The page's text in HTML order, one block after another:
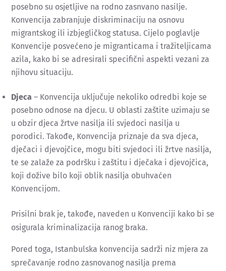
posebno su osjetljive na rodno zasnvano nasilje.
Konvencija zabranjuje diskriminaciju na osnovu
migrantskog ili izbjegličkog statusa. Cijelo poglavlje
Konvencije posvećeno je migranticama i tražiteljicama
azila, kako bi se adresirali specifični aspekti vezani za
njihovu situaciju.
Djeca– Konvencija uključuje nekoliko odredbi koje se
posebno odnose na djecu. U oblasti zaštite uzimaju se
u obzir djeca žrtve nasilja ili svjedoci nasilja u
porodici. Takođe, Konvencija priznaje da sva djeca,
dječaci i djevojčice, mogu biti svjedoci ili žrtve nasilja,
te se zalaže za podršku i zaštitu i dječaka i djevojčica,
koji dožive bilo koji oblik nasilja obuhvaćen
Konvencijom.
Prisilni brak je, takođe, naveden u Konvenciji kako bi se
osigurala kriminalizacija ranog braka.
Pored toga, Istanbulska konvencija sadrži niz mjera za
sprečavanje rodno zasnovanog nasilja prema